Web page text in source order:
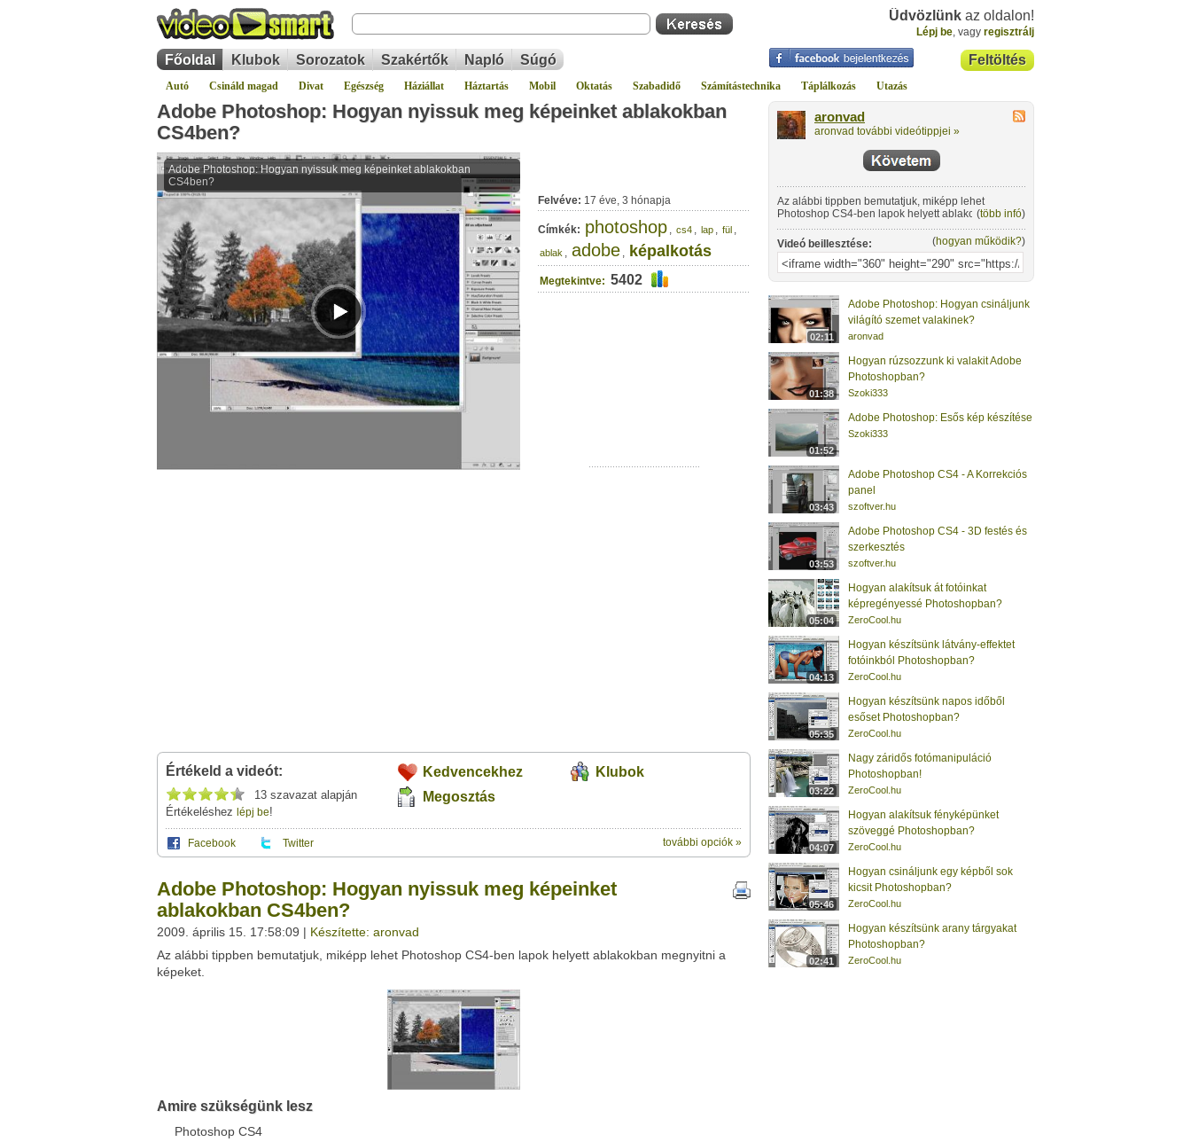
Üdvözlünk az oldalon!
Lépj be, vagy regisztrálj
Feltöltés
Főoldal Klubok Sorozatok Szakértők Napló Súgó
Autó Csináld magad Divat Egészség Háziállat Háztartás Mobil Oktatás Szabadidő Számítástechnika Táplálkozás Utazás
Adobe Photoshop: Hogyan nyissuk meg képeinket ablakokban
CS4ben?
Felvéve: 17 éve, 3 hónapja
Címkék: photoshop , cs4 , lap , fül ,
ablak , adobe , képalkotás
Megtekintve: 5402
Értékeld a videót:
13 szavazat alapján
Értékeléshez lépj be!
Kedvencekhez
Klubok
Megosztás
Facebook Twitter további opciók »
megosztásához használhatod a saját leveleződet,vagy ezt a felületet:
Neved:
Címzett e-mail címe:
Google
Ez a videó nem még nem tartozik egy klubhoz sem.
Ha van egy kis időd,nézz szét meglévő klubjaink között
Adobe Photoshop: Hogyan nyissuk meg képeinket
ablakokban CS4ben?
2009. április 15. 17:58:09 | Készítette: aronvad
Az alábbi tippben bemutatjuk, miképp lehet Photoshop CS4-ben lapok helyett ablakokban megnyitni a
képeket.
Amire szükségünk lesz
Photoshop CS4
aronvad
aronvad további videótippjei »
Az alábbi tippben bemutatjuk, miképp lehet
Photoshop CS4-ben lapok helyett ablakokban
megnyitni a képeket.
(több infó)
Videó beillesztése: (hogyan működik?)
02:11
Adobe Photoshop: Hogyan csináljunk
világító szemet valakinek?
aronvad
01:38
Hogyan rúzsozzunk ki valakit Adobe
Photoshopban?
Szoki333
01:52
Adobe Photoshop: Esős kép készítése
Szoki333
03:43
Adobe Photoshop CS4 - A Korrekciós
panel
szoftver.hu
03:53
Adobe Photoshop CS4 - 3D festés és
szerkesztés
szoftver.hu
05:04
Hogyan alakítsuk át fotóinkat
képregényessé Photoshopban?
ZeroCool.hu
04:13
Hogyan készítsünk látvány-effektet
fotóinkból Photoshopban?
ZeroCool.hu
05:35
Hogyan készítsünk napos időből
esőset Photoshopban?
ZeroCool.hu
03:22
Nagy záridős fotómanipuláció
Photoshopban!
ZeroCool.hu
04:07
Hogyan alakítsuk fényképünket
szöveggé Photoshopban?
ZeroCool.hu
05:46
Hogyan csináljunk egy képből sok
kicsit Photoshopban?
ZeroCool.hu
02:41
Hogyan készítsünk arany tárgyakat
Photoshopban?
ZeroCool.hu